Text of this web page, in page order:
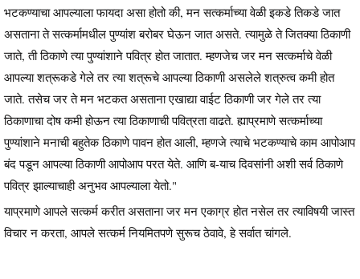
भटकण्याचा आपल्याला फायदा असा होतो की, मन सत्कर्माच्या वेळी इकडे तिकडे जात
असताना ते सत्कर्मामधील पुण्यांश बरोबर घेऊन जात असते. त्यामुळे ते जितक्या ठिकाणी
जाते, ती ठिकाणे त्या पुण्यांशाने पवित्र होत जातात. म्हणजेच जर मन सत्कर्माचे वेळी
आपल्या शत्रूकडे गेले तर त्या शत्रूचे आपल्या ठिकाणी असलेले शत्रुत्व कमी होत
जाते. तसेच जर ते मन भटकत असताना एखाद्या वाईट ठिकाणी जर गेले तर त्या
ठिकाणाचा दोष कमी होऊन त्या ठिकाणाची पवित्रता वाढते. ह्याप्रमाणे सत्कर्माच्या
पुण्यांशाने मनाची बहुतेक ठिकाणे पावन होत आली, म्हणजे त्याचे भटकण्याचे काम आपोआप
बंद पडून आपल्या ठिकाणी आपोआप परत येते. आणि ब-याच दिवसांनी अशी सर्व ठिकाणे
पवित्र झाल्याचाही अनुभव आपल्याला येतो."
याप्रमाणे आपले सत्कर्म करीत असताना जर मन एकाग्र होत नसेल तर त्याविषयी जास्त
विचार न करता, आपले सत्कर्म नियमितपणे सुरूच ठेवावे, हे सर्वात चांगले.